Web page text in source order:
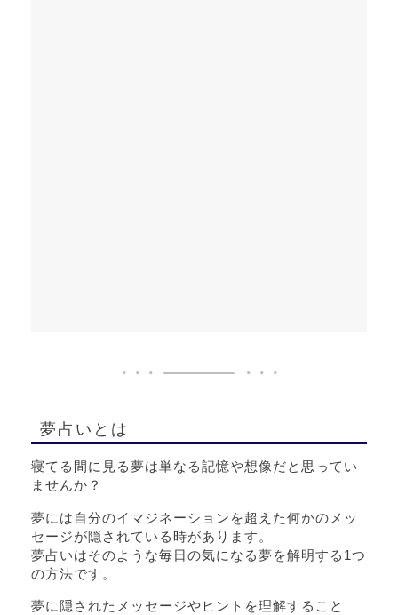
夢占いとは
寝てる間に見る夢は単なる記憶や想像だと思ってい
ませんか？
夢には自分のイマジネーションを超えた何かのメッ
セージが隠されている時があります。
夢占いはそのような毎日の気になる夢を解明する1つ
の方法です。
夢に隠されたメッセージやヒントを理解すること